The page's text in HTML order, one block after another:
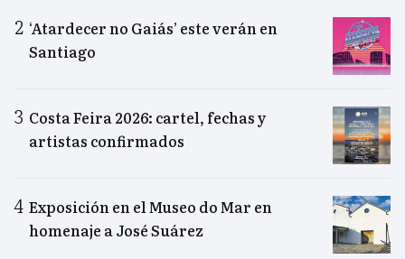
‘Atardecer no Gaiás’ este verán en
Santiago
Costa Feira 2026: cartel, fechas y
artistas confirmados
Exposición en el Museo do Mar en
homenaje a José Suárez